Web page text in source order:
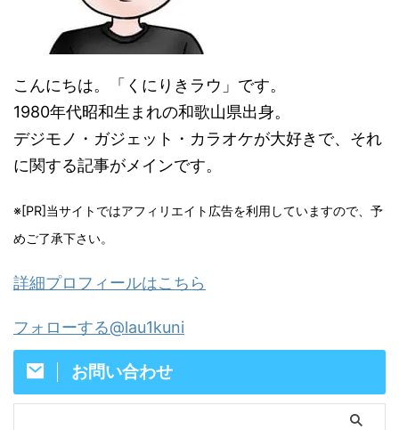
こんにちは。「くにりきラウ」です。
1980年代昭和生まれの和歌山県出身。
デジモノ・ガジェット・カラオケが大好きで、それ
に関する記事がメインです。
※[PR]当サイトではアフィリエイト広告を利用していますので、予
めご了承下さい。
詳細プロフィールはこちら
フォローする@lau1kuni
お問い合わせ